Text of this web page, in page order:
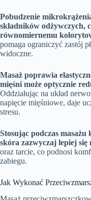
Pobudzenie
składników odżywczych,
równomiernemu
pomaga ograniczyć zastój
widoczne.
Masaż poprawia
mięśni może optycznie
Oddziałując na układ
napięcie mięśniowe, daje
stresu.
Stosując podczas masażu
skóra zazwyczaj lepiej się
oraz tarcie, co podnosi
zabiegu.
Jak Wykonać